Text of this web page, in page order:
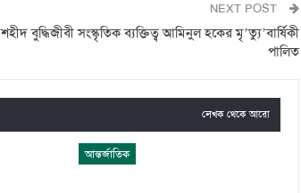
NEXT POST
শহীদ বুদ্ধিজীবী সংস্কৃতিক ব্যক্তিত্ব আমিনুল হকের মৃ’ত্যু’বার্ষিকী
পালিত
লেখক থেকে আরো
আন্তর্জাতিক